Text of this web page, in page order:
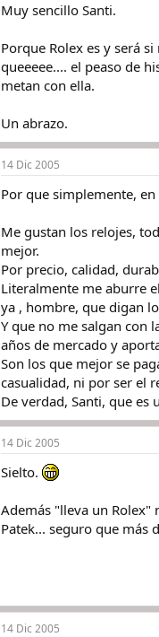
Muy sencillo Santi.
Porque Rolex es y será
queeeee.... el peaso de
metan con ella.
Un abrazo.
14 Dic 2005
Por que simplemente,
Me gustan los relojes,
mejor.
Por precio, calidad,
Literalmente me aburre
ya , hombre, que digan
Y que no me salgan con
años de mercado y
Son los que mejor se
casualidad, ni por ser el
De verdad, Santi, que
14 Dic 2005
Sielto.
Además "lleva un Rolex"
Patek... seguro que más
14 Dic 2005